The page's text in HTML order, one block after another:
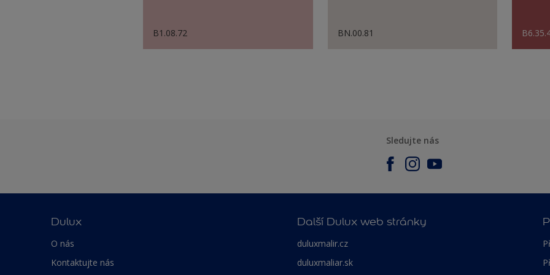
B1.08.72 BN.00.81
Sledujte nás
Dulux
O nás
Kontaktujte nás
Další Dulux web stránky
duluxmalir.cz
duluxmaliar.sk